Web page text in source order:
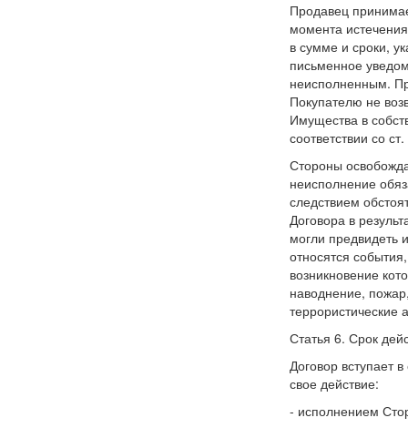
Продавец
момента
в сумме и сроки,
письменное
неисполненным.
Покупателю не
Имущества в
соответствии со
Стороны
неисполнение
следствием
Договора в
могли предвидеть
относятся
возникновение
наводнение,
террористические
Статья 6. Срок
Договор вступает
свое действие:
- исполнением